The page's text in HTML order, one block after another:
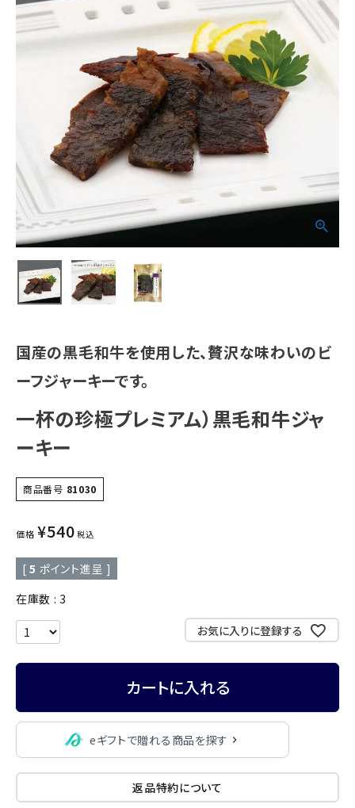
国産の黒毛和牛を使用した、贅沢な味わいのビ
ーフジャーキーです。
一杯の珍極プレミアム）黒毛和牛ジャ
ーキー
商品番号 81030
価格 ¥540 税込
[ 5 ポイント進呈 ]
在庫数
3
お気に入りに登録する
カートに入れる
eギフトで贈れる商品を探す
返品特約について